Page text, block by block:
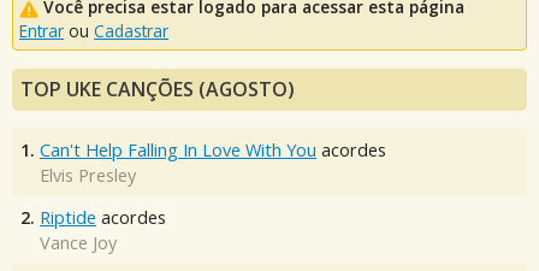
Você precisa estar logado para acessar esta página
Entrar ou Cadastrar
TOP UKE CANÇÕES (AGOSTO)
1. Can't Help Falling In Love With You acordes
Elvis Presley
2. Riptide acordes
Vance Joy